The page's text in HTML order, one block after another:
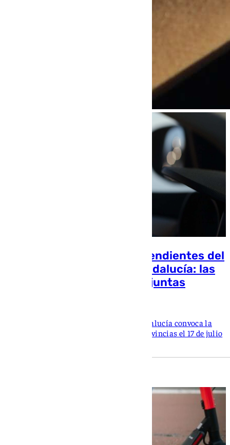
Más de 80.000 alumnos pendientes del
examen de conducir en Andalucía: las
autoescuelas alzan la voz juntas
La Unión Federal de Autoescuelas de Andalucía convoca la
primera protesta conjunta de las ocho provincias el 17 de julio